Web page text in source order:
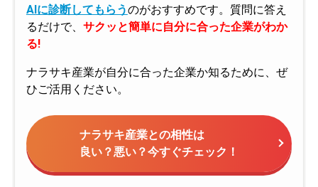
AIに診断してもらうのがおすすめです。質問に答え
るだけで、 サクッと簡単に自分に合った企業がわか
る!
ナラサキ産業が自分に合った企業か知るために、ぜ
ひご活用ください。
ナラサキ産業との相性は
良い？悪い？今すぐチェック！